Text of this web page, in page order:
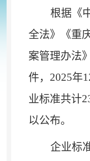
根据《
全法》《重
案管理办法》
件， 2025年
业标准共计
以公布。
企业标